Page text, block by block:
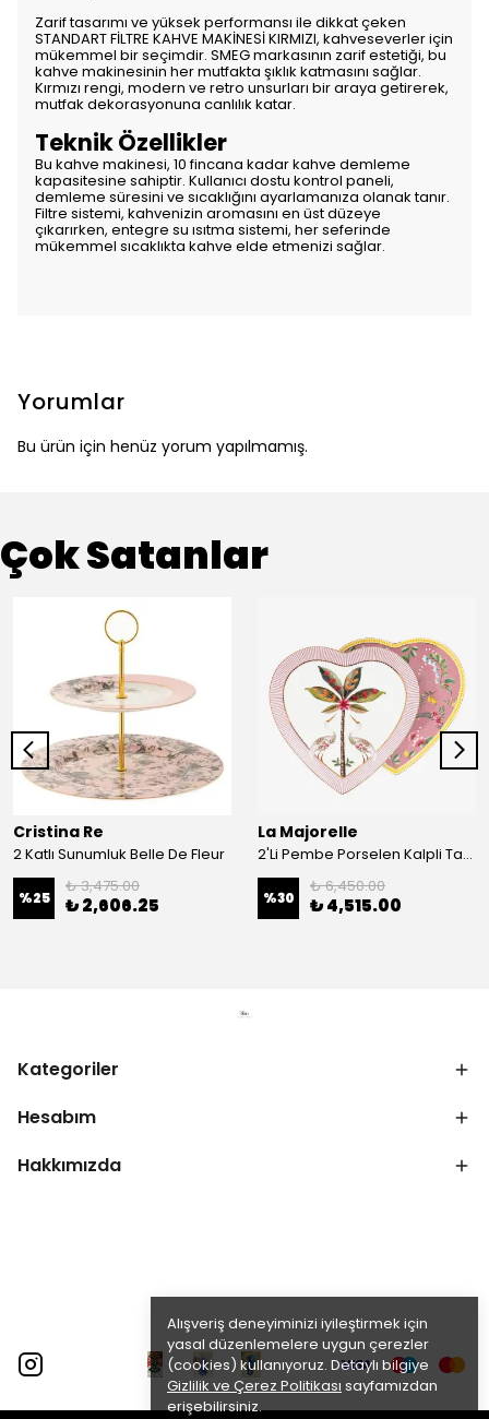
Alışveriş deneyiminizi iyileştirmek için
yasal düzenlemelere uygun çerezler
(cookies) kullanıyoruz. Detaylı bilgiye
Gizlilik ve Çerez Politikası sayfamızdan
erişebilirsiniz.
Zarif tasarımı ve yüksek performansı ile dikkat çeken
STANDART FİLTRE KAHVE MAKİNESİ KIRMIZI, kahveseverler için
mükemmel bir seçimdir. SMEG markasının zarif estetiği, bu
kahve makinesinin her mutfakta şıklık katmasını sağlar.
Kırmızı rengi, modern ve retro unsurları bir araya getirerek,
mutfak dekorasyonuna canlılık katar.
Teknik Özellikler
Bu kahve makinesi, 10 fincana kadar kahve demleme
kapasitesine sahiptir. Kullanıcı dostu kontrol paneli,
demleme süresini ve sıcaklığını ayarlamanıza olanak tanır.
Filtre sistemi, kahvenizin aromasını en üst düzeye
çıkarırken, entegre su ısıtma sistemi, her seferinde
mükemmel sıcaklıkta kahve elde etmenizi sağlar.
Yorumlar
Bu ürün için henüz yorum yapılmamış.
Çok Satanlar
Cristina Re
2 Katlı Sunumluk Belle De Fleur
%25
₺ 3,475.00
₺ 2,606.25
La Majorelle
2'Li Pembe Porselen Kalpli Tabak 21,5 Cm La Majorelle
%30
₺ 6,450.00
₺ 4,515.00
Kategoriler
Hesabım
Hakkımızda